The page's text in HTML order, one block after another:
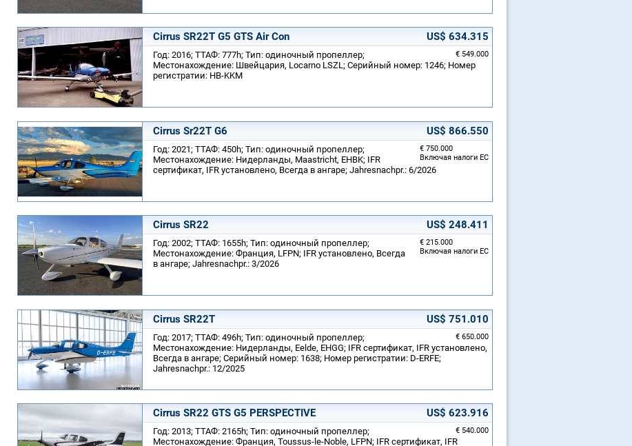
Cirrus SR22T G5 GTS Air Con US$ 634.315
€ 549.000
Год: 2016; ТТАФ: 777h; Тип: одиночный пропеллер;
Местонахождение: Швейцария, Locarno LSZL; Серийный номер: 1246; Номер
регистратии: HB-KKM
Cirrus Sr22T G6 US$ 866.550
€ 750.000
Включая налоги ЕС
Год: 2021; ТТАФ: 450h; Тип: одиночный пропеллер;
Местонахождение: Нидерланды, Maastricht, EHBK; IFR
сертификат, IFR установлено, Всегда в ангаре; Jahresnachpr.: 6/2026
Cirrus SR22 US$ 248.411
€ 215.000
Включая налоги ЕС
Год: 2002; ТТАФ: 1655h; Тип: одиночный пропеллер;
Местонахождение: Франция, LFPN; IFR установлено, Всегда
в ангаре; Jahresnachpr.: 3/2026
Cirrus SR22T US$ 751.010
€ 650.000
Год: 2017; ТТАФ: 496h; Тип: одиночный пропеллер;
Местонахождение: Нидерланды, Eelde, EHGG; IFR сертификат, IFR установлено,
Всегда в ангаре; Серийный номер: 1638; Номер регистратии: D-ERFE;
Jahresnachpr.: 12/2025
Cirrus SR22 GTS G5 PERSPECTIVE US$ 623.916
€ 540.000
Год: 2013; ТТАФ: 2165h; Тип: одиночный пропеллер;
Местонахождение: Франция, Toussus-le-Noble, LFPN; IFR сертификат, IFR